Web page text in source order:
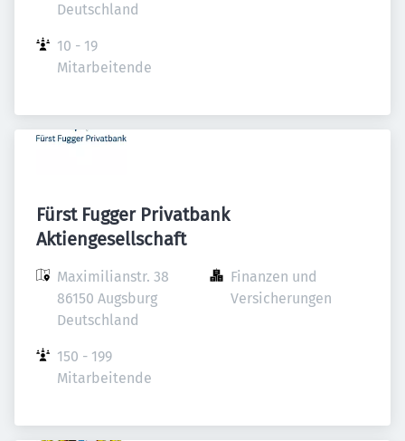
Deutschland
10 - 19
Mitarbeitende
Fürst Fugger Privatbank
Aktiengesellschaft
Maximilianstr. 38
86150 Augsburg
Deutschland
Finanzen und
Versicherungen
150 - 199
Mitarbeitende